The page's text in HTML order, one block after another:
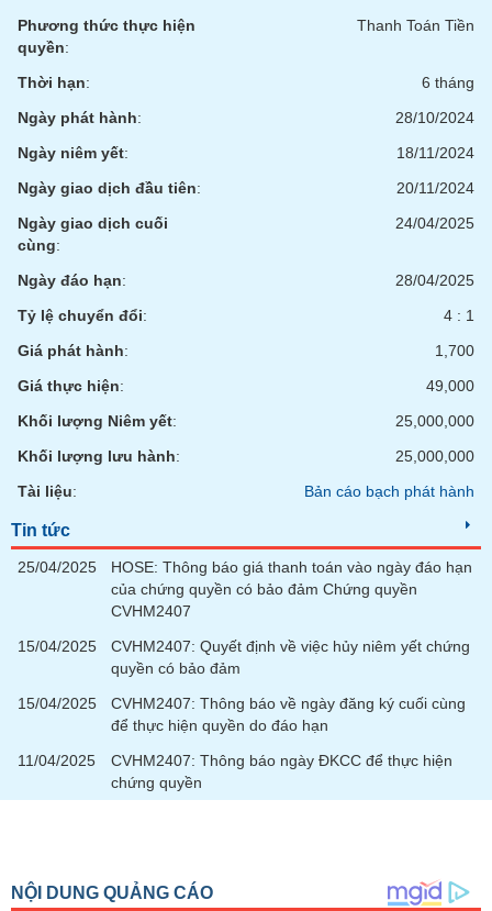
Phương thức thực hiện
quyền:
Thanh Toán Tiền
Thời hạn:
6 tháng
Ngày phát hành:
28/10/2024
Ngày niêm yết:
18/11/2024
Ngày giao dịch đầu tiên:
20/11/2024
Ngày giao dịch cuối
cùng:
24/04/2025
Ngày đáo hạn:
28/04/2025
Tỷ lệ chuyển đổi:
4 : 1
Giá phát hành:
1,700
Giá thực hiện:
49,000
Khối lượng Niêm yết:
25,000,000
Khối lượng lưu hành:
25,000,000
Tài liệu: Bản cáo bạch phát hành
Tin tức
25/04/2025
HOSE: Thông báo giá thanh toán vào ngày đáo hạn
của chứng quyền có bảo đảm Chứng quyền
CVHM2407
15/04/2025
CVHM2407: Quyết định về việc hủy niêm yết chứng
quyền có bảo đảm
15/04/2025
CVHM2407: Thông báo về ngày đăng ký cuối cùng
để thực hiện quyền do đáo hạn
11/04/2025
CVHM2407: Thông báo ngày ĐKCC để thực hiện
chứng quyền
Thuật
ngữ
(-)
Dịch
vụ
(-)
Đào
tạo
Sách
chính
Công
cụ
đầu
Truyền
chính
liệu